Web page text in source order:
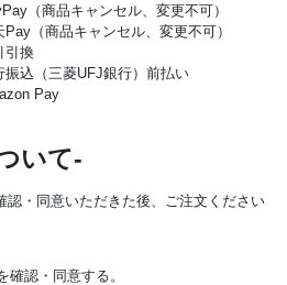
（商品キャンセル、変更不可）
Pay（商品キャンセル、変更不可）
引換
振込（三菱UFJ銀行）前払い
Pay
いて-
認・同意いただきた後、ご注文ください
確認・同意する。